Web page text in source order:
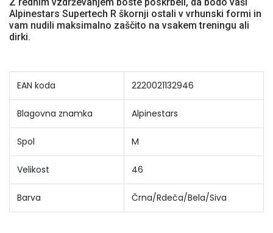
Alpinestars Supertech R škornji ostali v vrhunski formi in
vam nudili maksimalno zaščito na vsakem treningu ali
dirki.
EAN koda 2220021132946
Blagovna znamka Alpinestars
Spol M
Velikost 46
Barva Črna/Rdeča/Bela/Siva